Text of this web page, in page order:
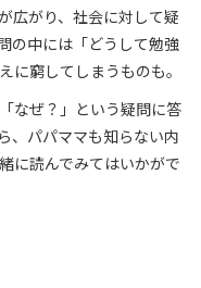
広がり、社会に対して疑
の中には「どうして勉強
に窮してしまうものも。
なぜ？」という疑問に答
、パパママも知らない内
に読んでみてはいかがで